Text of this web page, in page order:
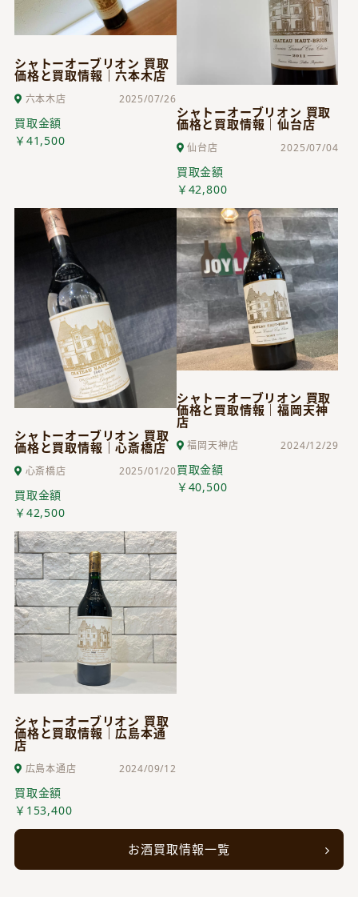
シャトーオーブリオン 買取
価格と買取情報｜六本木店
六本木店 2025/07/26
買取金額
￥41,500
シャトーオーブリオン 買取
価格と買取情報｜仙台店
仙台店 2025/07/04
買取金額
￥42,800
シャトーオーブリオン 買取
価格と買取情報｜心斎橋店
心斎橋店 2025/01/20
買取金額
￥42,500
シャトーオーブリオン 買取
価格と買取情報｜福岡天神
店
福岡天神店 2024/12/29
買取金額
￥40,500
シャトーオーブリオン 買取
価格と買取情報｜広島本通
店
広島本通店 2024/09/12
買取金額
￥153,400
お酒買取情報一覧